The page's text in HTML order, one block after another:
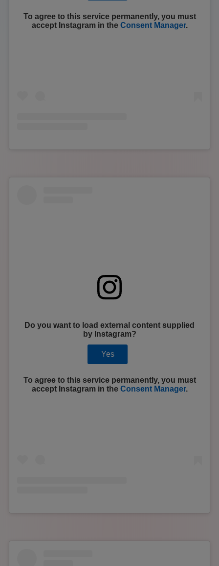
To agree to this service permanently, you must
accept Instagramin the Consent Manager.
Do you want to load external content supplied
by Instagram?
Yes
To agree to this service permanently, you must
accept Instagramin the Consent Manager.